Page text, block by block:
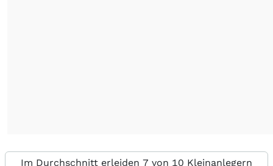
Im Durchschnitt erleiden 7 von 10 Kleinanlegern